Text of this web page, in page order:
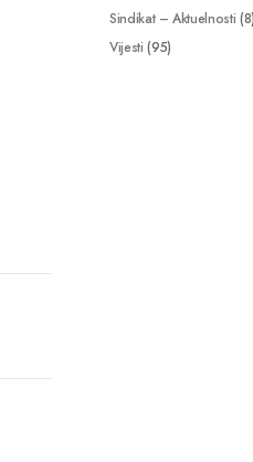
Sindikat – Aktuelnosti (8)
Vijesti (95)